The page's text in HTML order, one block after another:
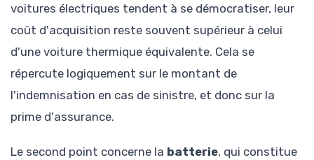
voitures électriques tendent à se démocratiser, leur
coût d'acquisition reste souvent supérieur à celui
d'une voiture thermique équivalente. Cela se
répercute logiquement sur le montant de
l'indemnisation en cas de sinistre, et donc sur la
prime d'assurance.
Le second point concerne la batterie, qui constitue